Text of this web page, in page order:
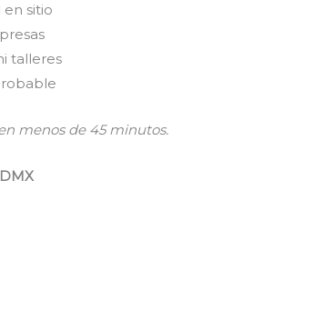
sitio
talleres
menos de 45 minutos.